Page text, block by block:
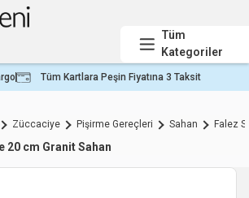
Tüm
Kategoriler
Tüm Kartlara Peşin Fiyatına 3 Taksit
Züccaciye Pişirme Gereçleri Sahan Falez
20 cm Granit Sahan